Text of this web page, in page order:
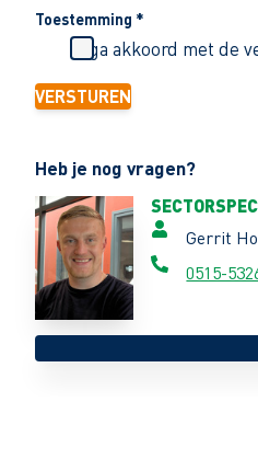
Toestemming *
Ik ga akkoord met de
VERSTUREN
Heb je nog vragen?
Gerrit
0515-